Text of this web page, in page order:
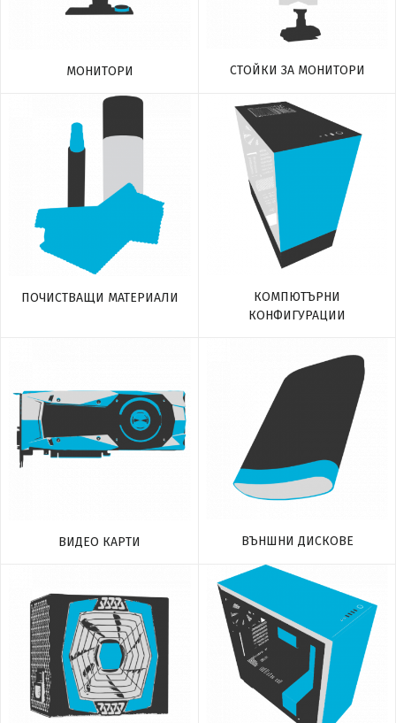
МОНИТОРИ СТОЙКИ ЗА МОНИТОРИ
ПОЧИСТВАЩИ МАТЕРИАЛИ
КОМПЮТЪРНИ
КОНФИГУРАЦИИ
ВИДЕО КАРТИ ВЪНШНИ ДИСКОВЕ